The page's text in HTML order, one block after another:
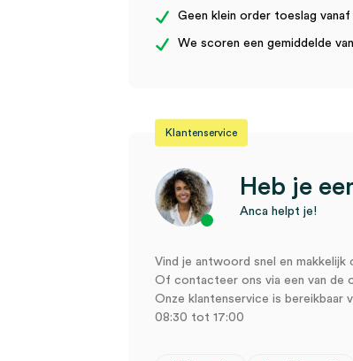
Geen klein order toeslag
We scoren een gemiddelde
Klantenservice
Heb je
Anca helpt je!
Vind je antwoord snel en makkelijk
Of contacteer ons via een van de
Onze klantenservice is bereikbaar
08:30 tot 17:00